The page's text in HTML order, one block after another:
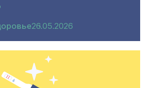
26.05.2026